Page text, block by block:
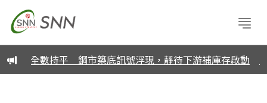
價全數持平 鋼市築底訊號浮現，靜待下游補庫存啟動 中